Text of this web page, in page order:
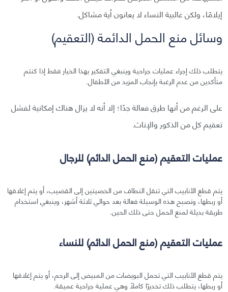
إيلامًا، ولكن غالبية النساء لا يعانون أیة مشاكل.
وسائل منع الحمل الدائمة (التعقيم)
يتطلب ذلك إجراء عمليات جراحية وينبغي التفكير بهذا الخيار فقط إذا كنتم
متأكدين من عدم الرغبة بإنجاب المزيد من الأطفال.
على الرغم من أنها طرق فعالة جدًا؛ إلا أنه لا يزال هناك إمكانية لفشل
تعقيم كل من الذكور والإناث.
عمليات التعقيم (منع الحمل الدائم) للرجال
يتم قطع الأنابيب التي تنقل النطاف من الخصيتين إلى القضيب، أو یتم إغلاقها
أو ربطها، وتصبح هذه الوسيلة فعالة بعد حوالي ثلاثة أشهر، وينبغي استخدام
طريقة بديلة لمنع الحمل حتى ذلك الحين.
عمليات التعقيم (منع الحمل الدائم) للنساء
يتم قطع الأنابيب التي تحمل البويضات من المبيض إلى الرحم، أو یتم إغلاقها
أو ربطها، يتطلب ذلك تخديرًا كاملًا وهي عملية جراحية عميقة.